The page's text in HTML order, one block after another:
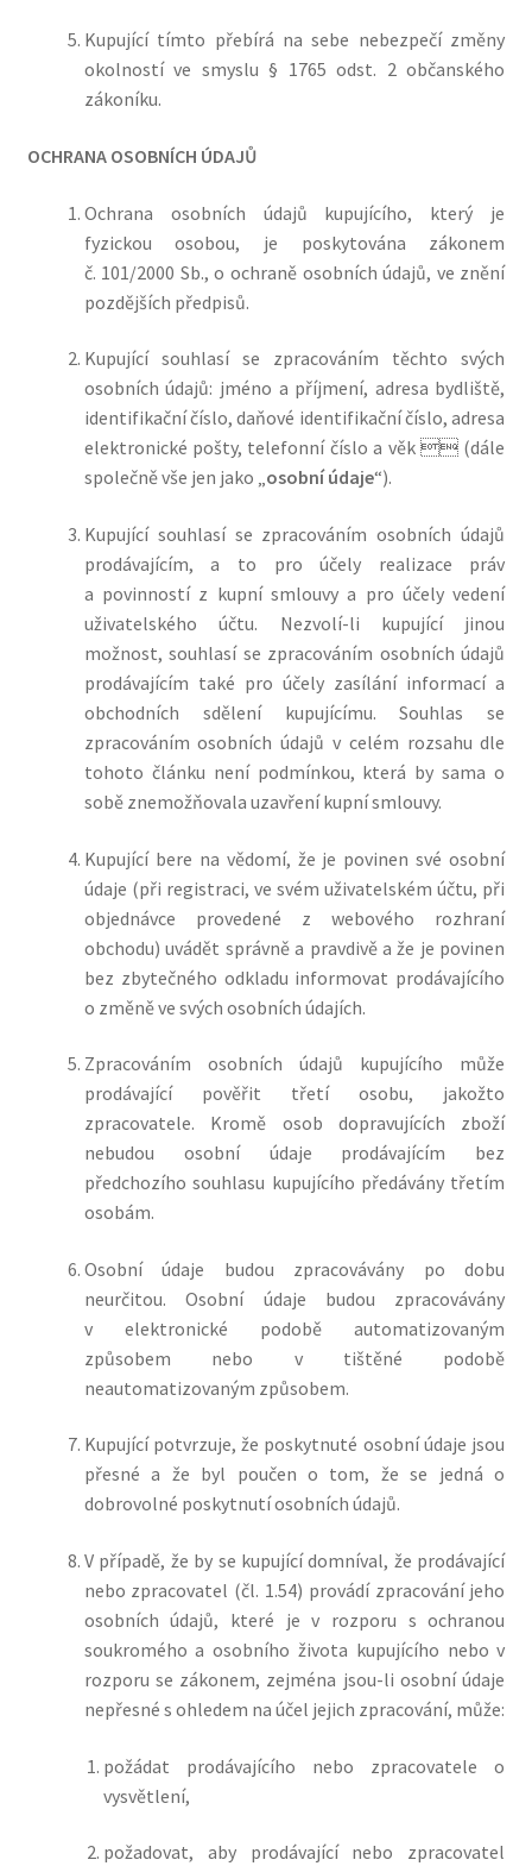
Kupující tímto přebírá na sebe nebezpečí změny
okolností ve smyslu § 1765 odst. 2 občanského
zákoníku.
OCHRANA OSOBNÍCH ÚDAJŮ
Ochrana osobních údajů kupujícího, který je
fyzickou osobou, je poskytována zákonem
č. 101/2000 Sb., o ochraně osobních údajů, ve znění
pozdějších předpisů.
Kupující souhlasí se zpracováním těchto svých
osobních údajů: jméno a příjmení, adresa bydliště,
identifikační číslo, daňové identifikační číslo, adresa
elektronické pošty, telefonní čísloa věk(dále
společně vše jen jako „osobní údaje“).
Kupující souhlasí se zpracováním osobních údajů
prodávajícím, a to pro účely realizace práv
a povinností z kupní smlouvy a pro účely vedení
uživatelského účtu. Nezvolí-li kupující jinou
možnost, souhlasí se zpracováním osobních údajů
prodávajícím také pro účely zasílání informací a
obchodních sdělení kupujícímu. Souhlas se
zpracováním osobních údajů v celém rozsahu dle
tohoto článku není podmínkou, která by sama o
sobě znemožňovala uzavření kupní smlouvy.
Kupující bere na vědomí, že je povinen své osobní
údaje (při registraci, ve svém uživatelském účtu, při
objednávce provedené z webového rozhraní
obchodu) uvádět správně a pravdivě a že je povinen
bez zbytečného odkladu informovat prodávajícího
o změně ve svých osobních údajích.
Zpracováním osobních údajů kupujícího může
prodávající pověřit třetí osobu, jakožto
zpracovatele. Kromě osob dopravujících zboží
nebudou osobní údaje prodávajícím bez
předchozího souhlasu kupujícího předávány třetím
osobám.
Osobní údaje budou zpracovávány po dobu
neurčitou. Osobní údaje budou zpracovávány
v elektronické podobě automatizovaným
způsobem nebo v tištěné podobě
neautomatizovaným způsobem.
Kupující potvrzuje, že poskytnuté osobní údaje jsou
přesné a že byl poučen o tom, že se jedná o
dobrovolné poskytnutí osobních údajů.
V případě, že by se kupující domníval, že prodávající
nebo zpracovatel (čl. 1.54) provádí zpracování jeho
osobních údajů, které je v rozporu s ochranou
soukromého a osobního života kupujícího nebo v
rozporu se zákonem, zejména jsou-li osobní údaje
nepřesné s ohledem na účel jejich zpracování, může:
požádat prodávajícího nebo zpracovatele o
vysvětlení,
požadovat, aby prodávající nebo zpracovatel